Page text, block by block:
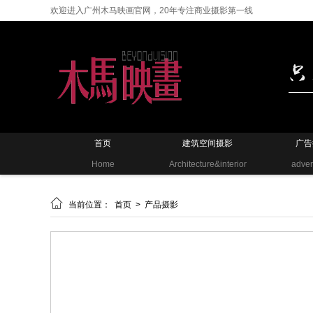
欢迎进入广州木马映画官网，20年专注商业摄影第一线
首页
Home
建筑空间摄影
Architecture&interior
广
 当前位置： 首页 > 产品摄影